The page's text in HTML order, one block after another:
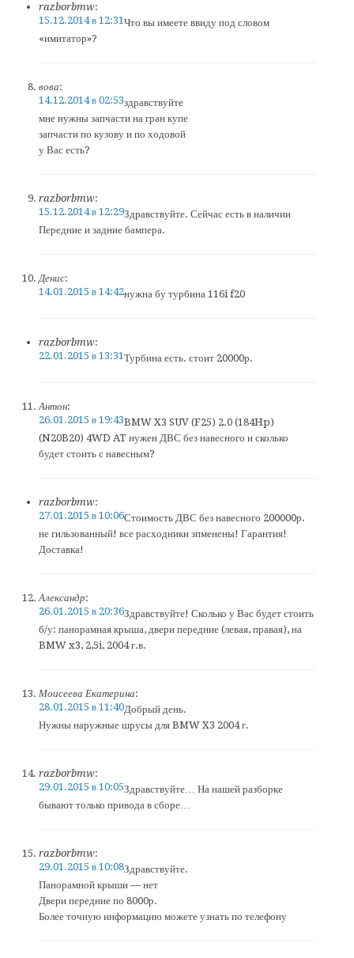
razborbmw:
15.12.2014 в 12:31Что вы имеете ввиду под словом
«имитатор»?
вова:
14.12.2014 в 02:53здравствуйте
мне нужны запчасти на гран купе
запчасти по кузову и по ходовой
у Вас есть?
razborbmw:
15.12.2014 в 12:29Здравствуйте. Сейчас есть в наличии
Передние и задние бампера.
Денис:
14.01.2015 в 14:42нужна бу турбина 116i f20
razborbmw:
22.01.2015 в 13:31Турбина есть. стоит 20000р.
Антон:
26.01.2015 в 19:43BMW X3 SUV (F25) 2.0 (184Hp)
(N20B20) 4WD AT нужен ДВС без навесного и сколько
будет стоить с навесным?
razborbmw:
27.01.2015 в 10:06Стоимость ДВС без навесного 200000р.
не гильзованный! все расходники зпменены! Гарантия!
Доставка!
Александр:
26.01.2015 в 20:36Здравствуйте! Сколько у Вас будет стоить
б/у: панорамная крыша, двери передние (левая, правая), на
BMW x3, 2,5i, 2004 г.в.
Моисеева Екатерина:
28.01.2015 в 11:40Добрый день.
Нужны наружные шрусы для BMW X3 2004 г.
razborbmw:
29.01.2015 в 10:05Здравствуйте… На нашей разборке
бывают только привода в сборе…
razborbmw:
29.01.2015 в 10:08Здравствуйте.
Панорамной крыши — нет
Двери передние по 8000р.
Более точную информацию можете узнать по телефону